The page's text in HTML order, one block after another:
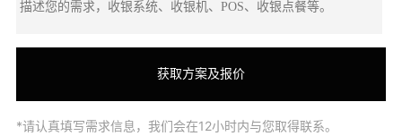
*请认真填写需求信息，我们会在12小时内与您取得联系。